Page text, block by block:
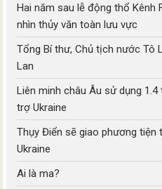
Hai năm sau lễ động thổ Kênh
nhìn thủy văn toàn lưu vực
Tổng Bí thư, Chủ tịch nước Tô
Lan
Liên minh châu Âu sử dụng
trợ Ukraine
Thụy Điển sẽ giao phương tiện
Ukraine
Ai là ma?